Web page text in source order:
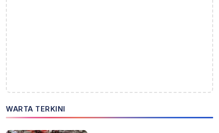
WARTA TERKINI